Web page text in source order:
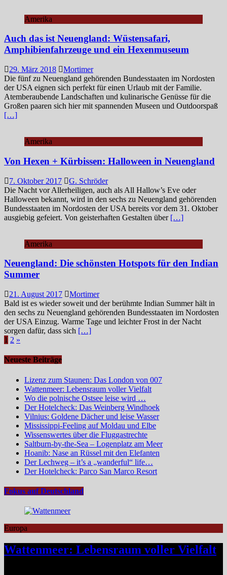
Amerika
Auch das ist Neuengland: Wüstensafari,
Amphibienfahrzeuge und ein Hexenmuseum
29. März 2018
Mortimer
Die fünf zu Neuengland gehörenden Bundesstaaten im Nordosten
der USA eignen sich perfekt für einen Urlaub mit der Familie.
Atemberaubende Landschaften und kulinarische Genüsse für die
Großen paaren sich hier mit spannenden Museen und Outdoorspaß
[…]
Amerika
Von Hexen + Kürbissen: Halloween in Neuengland
7. Oktober 2017
G. Schröder
Die Nacht vor Allerheiligen, auch als All Hallow’s Eve oder
Halloween bekannt, wird in den sechs zu Neuengland gehörenden
Bundesstaaten im Nordosten der USA bereits vor dem 31. Oktober
ausgiebig gefeiert. Von geisterhaften Gestalten über […]
Amerika
Neuengland: Die schönsten Hotspots für den Indian
Summer
21. August 2017
Mortimer
Bald ist es wieder soweit und der berühmte Indian Summer hält in
den sechs zu Neuengland gehörenden Bundesstaaten im Nordosten
der USA Einzug. Warme Tage und leichter Frost in der Nacht
sorgen dafür, dass sich […]
Seitennummerierung
der
1 2 »
Neueste Beiträge
Lizenz zum Staunen: Das London von 007
Wattenmeer: Lebensraum voller Vielfalt
Wo die polnische Ostsee leise wird …
Der Hotelcheck: Das Weinberg Windhoek
Vilnius: Goldene Dächer und leise Wasser
Mississippi-Feeling auf Moldau und Elbe
Wissenswertes über die Fluggastrechte
Saltburn-by-the-Sea – Logenplatz am Meer
Hoanib: Nase an Rüssel mit den Elefanten
Der Lechweg – it’s a „wanderful“ life…
Der Hotelcheck: Parco San Marco Resort
Fokus auf Deutschland
Europa
Wattenmeer: Lebensraum voller Vielfalt